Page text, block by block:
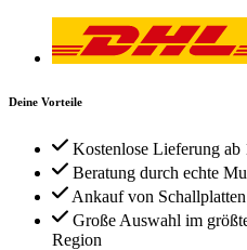
Deine Vorteile
Kostenlose Lieferung ab
Beratung durch echte
Ankauf von Schallplatten
Große Auswahl im
Region